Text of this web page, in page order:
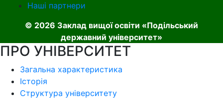
Наші партнери
© 2026 Заклад вищої освіти «Подільський
державний університет»
ПРО УНІВЕРСИТЕТ
Загальна характеристика
Історія
Структура університету